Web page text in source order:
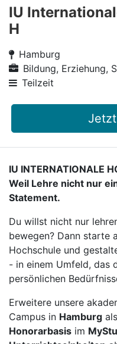
IU
H
Hamburg
Bildung, Erziehung,
Teilzeit
IU INTERNATIONALE
Weil Lehre nicht nur
Statement.
Du willst nicht nur
bewegen? Dann starte
Hochschule und
- in einem Umfeld, das
persönlichen
Erweitere unsere
Campus in Hamburg als
Honorarbasis im